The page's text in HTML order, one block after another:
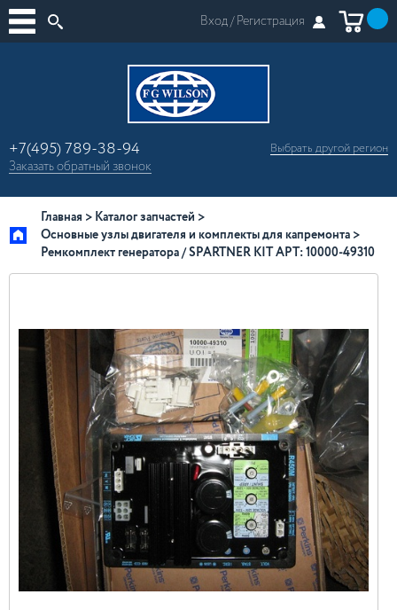
Вход /Регистрация
+7(495) 789-38-94
Заказатьобратный звонок
Выбрать другой регион
Главная
Каталог запчастей
Основные узлы двигателя и комплекты для капремонта
Ремкомплект генератора / SPARTNER KIT АРТ: 10000-49310